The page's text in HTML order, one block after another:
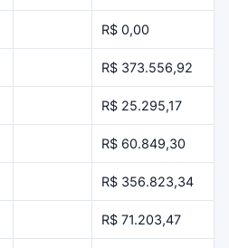
R$ 0,00
R$ 373.556,92
R$ 25.295,17
R$ 60.849,30
R$ 356.823,34
R$ 71.203,47